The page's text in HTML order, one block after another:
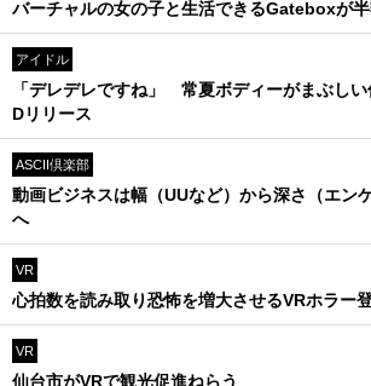
バーチャルの女の子と生活できるGateboxが半
アイドル
「デレデレですね」 常夏ボディーがまぶし
Dリリース
ASCII倶楽部
動画ビジネスは幅（UUなど）から深さ（エン
へ
VR
心拍数を読み取り恐怖を増大させるVRホラー
VR
仙台市がVRで観光促進ねらう